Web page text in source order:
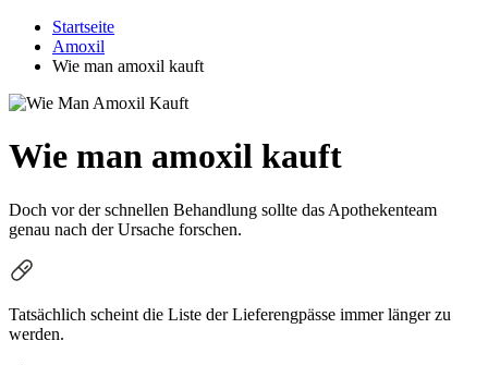
Startseite
Amoxil
Wie man amoxil kauft
Wie man amoxil kauft
Doch vor der schnellen Behandlung sollte das Apothekenteam
genau nach der Ursache forschen.
Tatsächlich scheint die Liste der Lieferengpässe immer länger zu
werden.